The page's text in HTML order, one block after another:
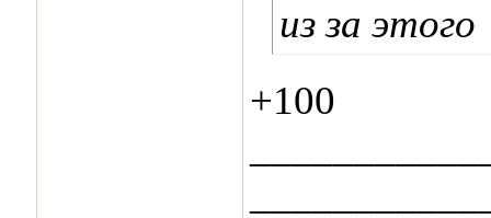
из за этого
+100